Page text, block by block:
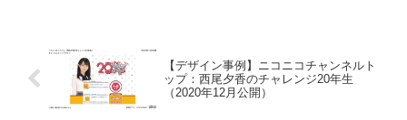
【デザイン事例】ニコニコチャンネルト
ップ：西尾夕香のチャレンジ20年生
（2020年12月公開）